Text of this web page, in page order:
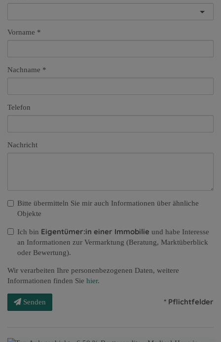
Vorname
Nachname
Telefon
Nachricht
Bitte übermitteln Sie mir auch Informationen über ähnliche
Objekte
Ich bin Eigentümer:in einer Immobilie und habe Interesse
an Informationen zur Vermarktung (Beratung, Marktüberblick
oder Bewertung).
Wir verarbeiten Ihre personenbezogenen Daten, weitere
Informationen finden Sie hier.
Senden * Pflichtfelder